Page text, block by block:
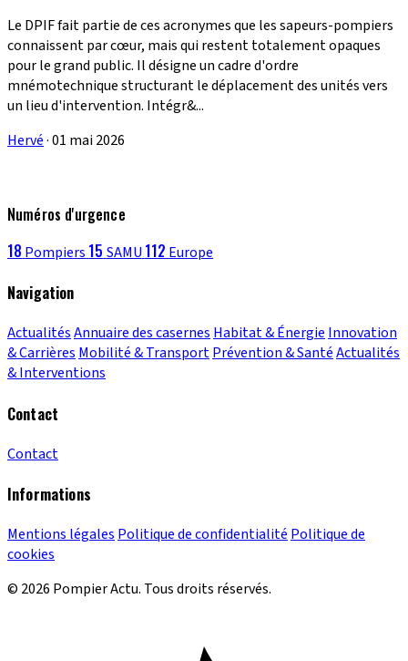
Le DPIF fait partie de ces acronymes que les sapeurs-pompiers
connaissent par cœur, mais qui restent totalement opaques
pour le grand public. Il désigne un cadre d'ordre
mnémotechnique structurant le déplacement des unités vers
un lieu d'intervention. Intégr&...
Hervé·01 mai 2026
Numéros d'urgence
18 Pompiers 15 SAMU 112 Europe
Navigation
ActualitésAnnuaire des casernes Habitat & Énergie Innovation
& Carrières Mobilité & TransportPrévention & SantéActualités
& Interventions
Contact
Contact
Informations
Mentions légales Politique de confidentialité Politique de
cookies
© 2026 Pompier Actu. Tous droits réservés.